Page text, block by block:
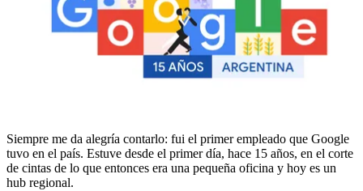
Siempre me da alegría contarlo: fui el primer empleado que Google
tuvo en el país. Estuve desde el primer día, hace 15 años, en el corte
de cintas de lo que entonces era una pequeña oficina y hoy es un
hub regional.